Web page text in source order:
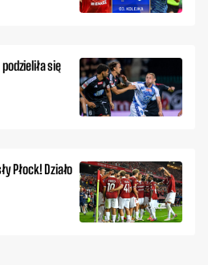
się
Płock! Działo